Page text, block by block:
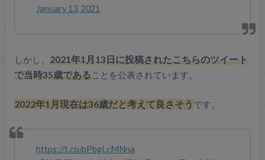
January 13, 2021
しかし、 2021年1月13日に投稿されたこちらのツイート
で当時35歳であることを公表されています。
2022年1月現在は36歳だと考えて良さそう です。
https://t.co/pPbgLcMNna